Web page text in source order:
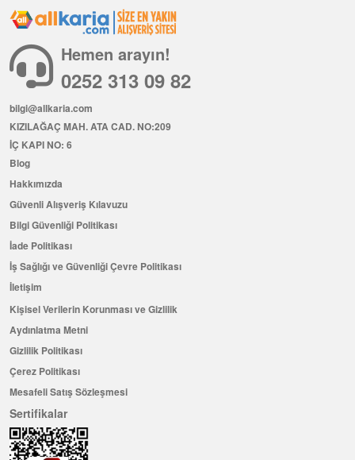
Hemen arayın!
0252 313 09 82
bilgi@allkaria.com
KIZILAĞAÇ MAH. ATA CAD. NO:209
İÇ KAPI NO: 6
Blog
Hakkımızda
Güvenli Alışveriş Kılavuzu
Bilgi Güvenliği Politikası
İade Politikası
İş Sağlığı ve Güvenliği Çevre Politikası
İletişim
Kişisel Verilerin Korunması ve Gizlilik
Aydınlatma Metni
Gizlilik Politikası
Çerez Politikası
Mesafeli Satış Sözleşmesi
Sertifikalar